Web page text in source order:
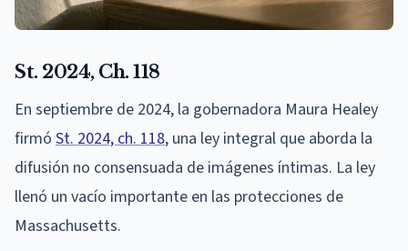
St. 2024, Ch. 118
En septiembre de 2024, la gobernadora Maura Healey
firmó St. 2024, ch. 118, una ley integral que aborda la
difusión no consensuada de imágenes íntimas. La ley
llenó un vacío importante en las protecciones de
Massachusetts.